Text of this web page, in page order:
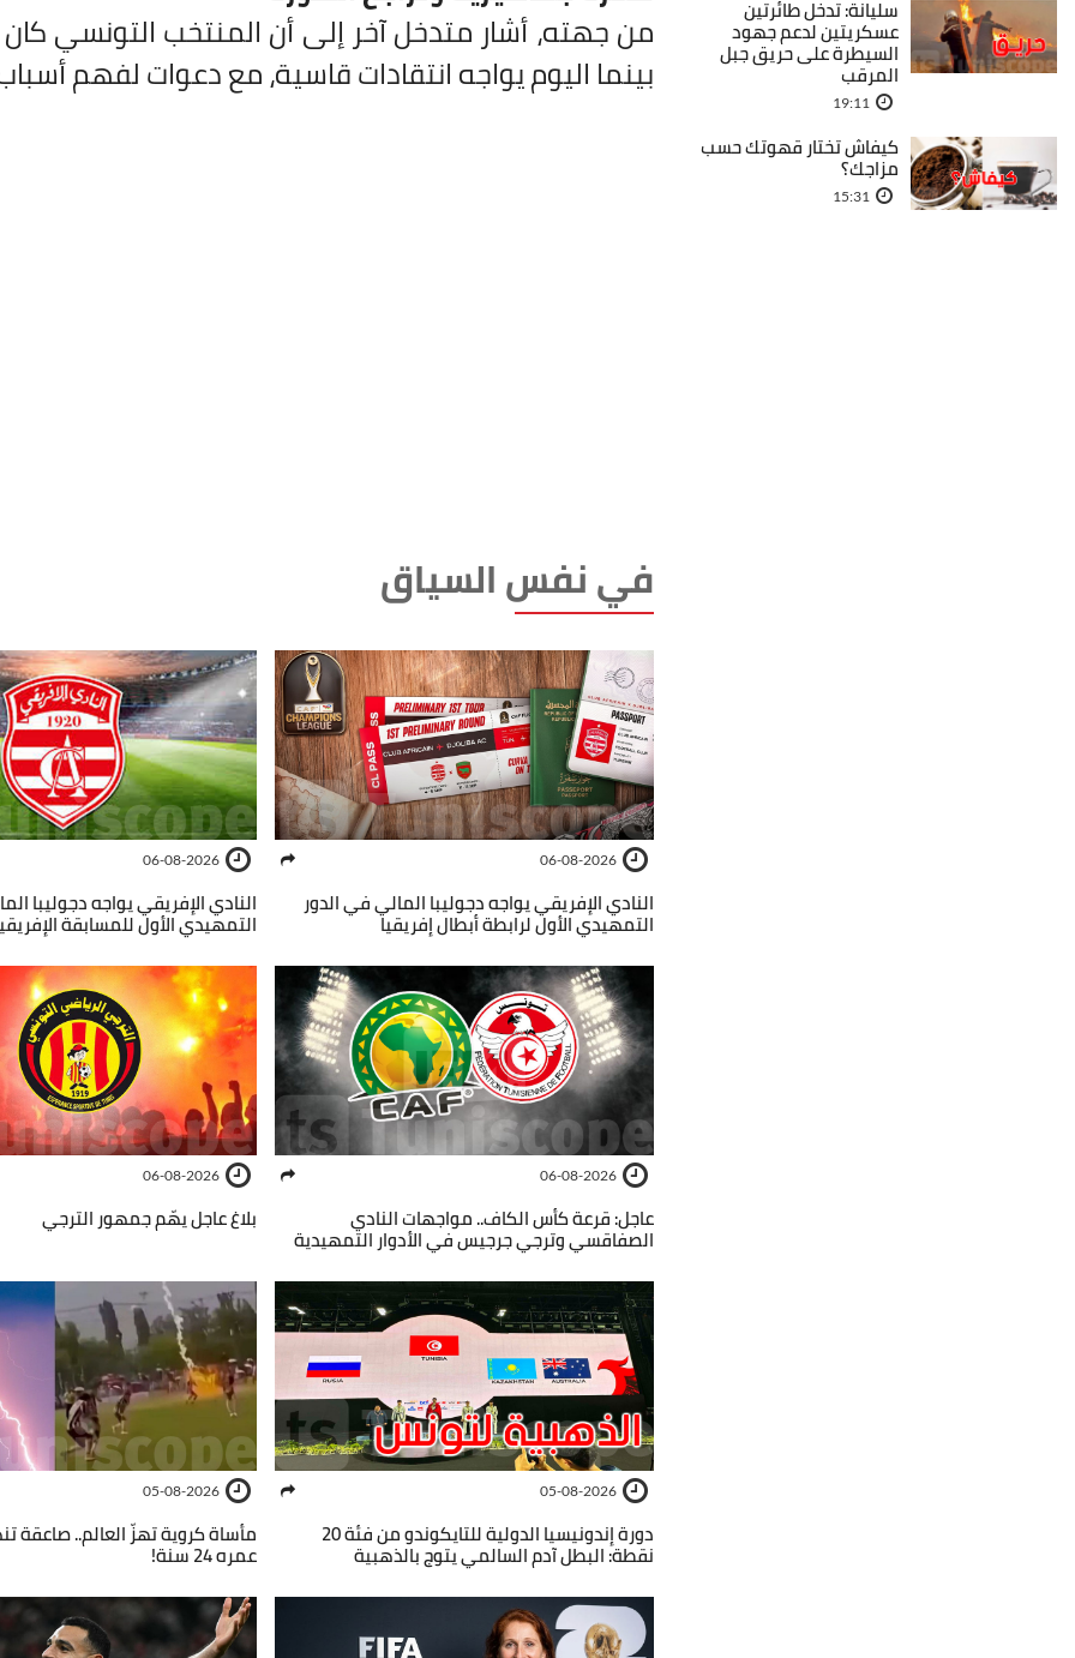
من جهته، أشار متدخل آخر إلى أن المنتخب التونسي
بينما اليوم يواجه انتقادات قاسية، مع دعوات لفهم
في نفس السياق
06-08-2026
النادي الإفريقي يواجه دجوليبا المالي في الدور
التمهيدي الأول لرابطة أبطال إفريقيا
06-08-2026
النادي الإفريقي يواجه دجوليبا
التمهيدي الأول للمسابقة
06-08-2026
عاجل: قرعة كأس الكاف.. مواجهات النادي
الصفاقسي وترجي جرجيس في الأدوار التمهيدية
06-08-2026
بلاغ عاجل يهّم جمهور الترجي
05-08-2026
دورة إندونيسيا الدولية للتايكوندو من فئة 20
نقطة: البطل آدم السالمي يتوج بالذهبية
05-08-2026
مأساة كروية تهزّ العالم.. صاعقة
عمره 24 سنة!
سليانة: تدخل طائرتين
عسكريتين لدعم جهود
السيطرة على حريق جبل
المرقب
19:11
كيفاش تختار قهوتك حسب
مزاجك؟
15:31